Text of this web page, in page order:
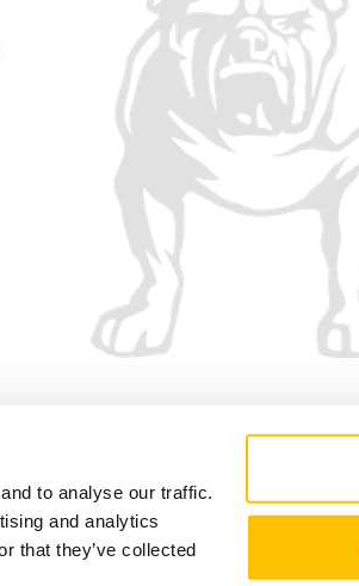
to analyse our traffic.
and analytics
that they’ve collected